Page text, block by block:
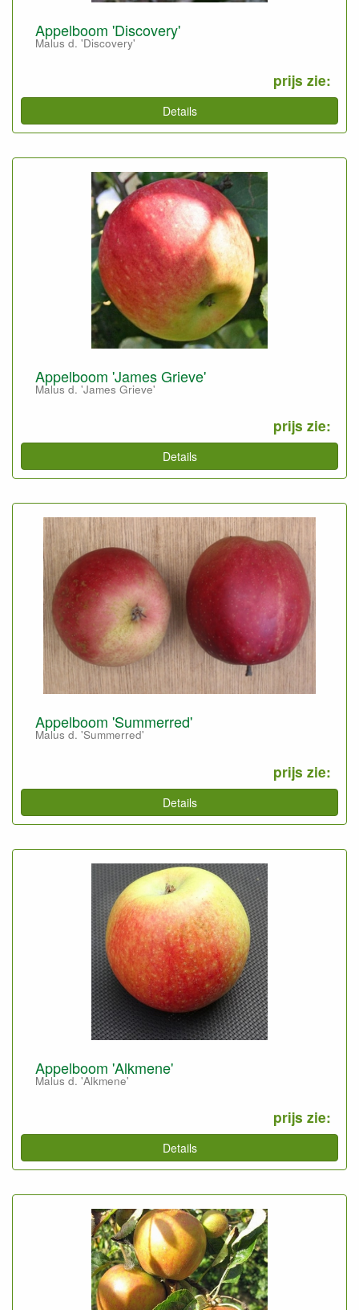
Appelboom 'Discovery'
Malus d. 'Discovery'
prijs zie:
Details
Appelboom 'James Grieve'
Malus d. 'James Grieve'
prijs zie:
Details
Appelboom 'Summerred'
Malus d. 'Summerred'
prijs zie:
Details
Appelboom 'Alkmene'
Malus d. 'Alkmene'
prijs zie:
Details